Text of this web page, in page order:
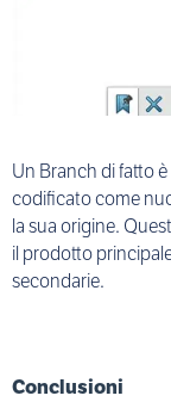
Un Branch di fatto
codificato come
la sua origine.
il prodotto
secondarie.
Conclusioni